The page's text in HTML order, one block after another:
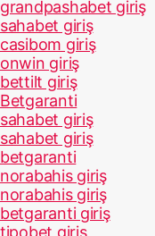
grandpashabet giriş
sahabet giriş
casibom giriş
onwin giriş
bettilt giriş
Betgaranti
sahabet giriş
sahabet giriş
betgaranti
norabahis giriş
norabahis giriş
betgaranti giriş